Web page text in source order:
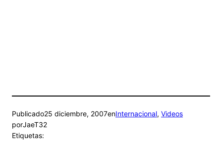
Publicado25 diciembre, 2007enInternacional, Videos
porJaeT32
Etiquetas: